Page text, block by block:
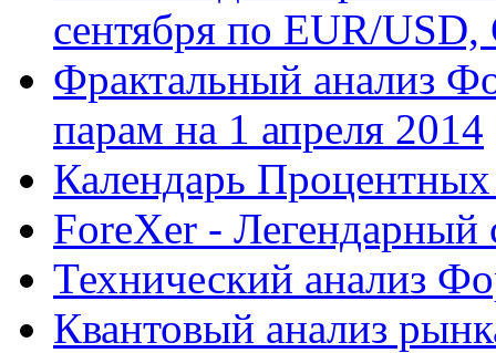
сентября по EUR/
Фрактальный анализ
парам на 1 апреля 2014
Календарь
ForeXer - Легендарный
Технический анализ
Квантовый анализ